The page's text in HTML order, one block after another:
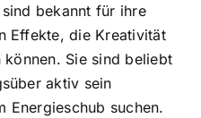
bekannt für ihre
Effekte, die Kreativität
Sie sind beliebt
aktiv sein
Energieschub suchen.